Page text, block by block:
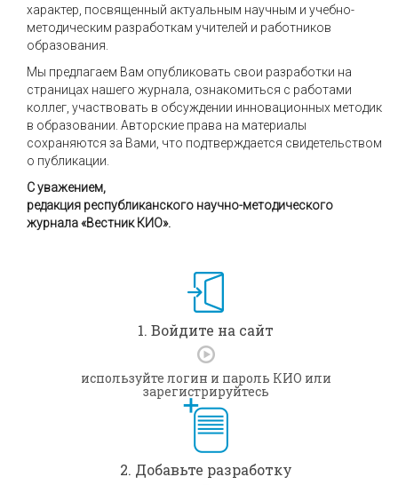
характер, посвященный актуальным научным и учебно-
методическим разработкам учителей и работников
образования.
Мы предлагаем Вам опубликовать свои разработки на
страницах нашего журнала, ознакомиться с работами
коллег, участвовать в обсуждении инновационных методик
в образовании. Авторские права на материалы
сохраняются за Вами, что подтверждается свидетельством
о публикации.
С уважением,
редакция республиканского научно-методического
журнала «Вестник КИО».
1. Войдите на сайт
используйте логин и пароль КИО или
зарегистрируйтесь
2. Добавьте разработку